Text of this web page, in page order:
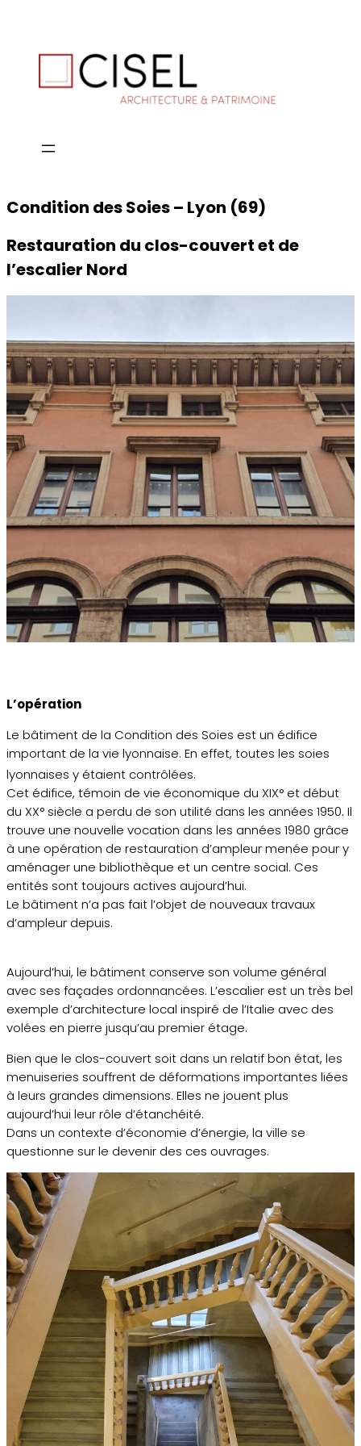
Condition des Soies – Lyon (69)
Restauration du clos-couvert et de
l’escalier Nord
L’opération
Le bâtiment de la Condition des Soies est un édifice
important de la vie lyonnaise. En effet, toutes les soies
lyonnaises y étaient contrôlées.
Cet édifice, témoin de vie économique du XIX° et début
du XX° siècle a perdu de son utilité dans les années 1950. Il
trouve une nouvelle vocation dans les années 1980 grâce
à une opération de restauration d’ampleur menée pour y
aménager une bibliothèque et un centre social. Ces
entités sont toujours actives aujourd’hui.
Le bâtiment n’a pas fait l’objet de nouveaux travaux
d’ampleur depuis.
Aujourd’hui, le bâtiment conserve son volume général
avec ses façades ordonnancées. L’escalier est un très bel
exemple d’architecture local inspiré de l’Italie avec des
volées en pierre jusqu’au premier étage.
Bien que le clos-couvert soit dans un relatif bon état, les
menuiseries souffrent de déformations importantes liées
à leurs grandes dimensions. Elles ne jouent plus
aujourd’hui leur rôle d’étanchéité.
Dans un contexte d’économie d’énergie, la ville se
questionne sur le devenir des ces ouvrages.